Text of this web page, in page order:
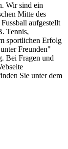
Wir sind ein
Mitte des
aufgestellt
Tennis,
sportlichen Erfolg
Freunden"
Bei Fragen und
Sie unter dem